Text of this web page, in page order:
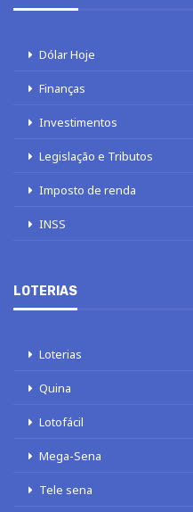
Dólar Hoje
Finanças
Investimentos
Legislação e Tributos
Imposto de renda
INSS
LOTERIAS
Loterias
Quina
Lotofácil
Mega-Sena
Tele sena